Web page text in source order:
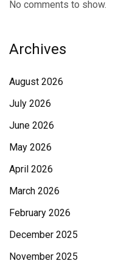
No comments to show.
Archives
August 2026
July 2026
June 2026
May 2026
April 2026
March 2026
February 2026
December 2025
November 2025